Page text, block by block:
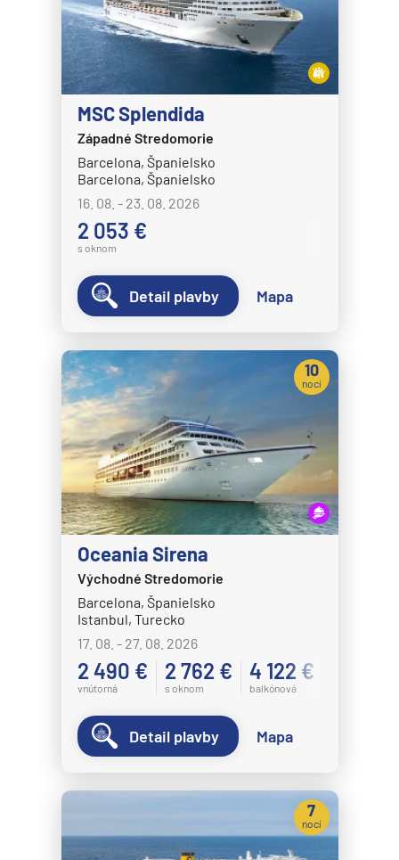
MSC Splendida
Západné Stredomorie
Barcelona, Španielsko
Barcelona, Španielsko
16. 08. - 23. 08. 2026
2 053 €
s oknom
Detail plavby Mapa
Oceania Sirena
Východné Stredomorie
Barcelona, Španielsko
Istanbul, Turecko
17. 08. - 27. 08. 2026
2 490 €
vnútorná
2 762 €
s oknom
4 122 €
balkónová
10
nocí
Detail plavby Mapa
7
nocí